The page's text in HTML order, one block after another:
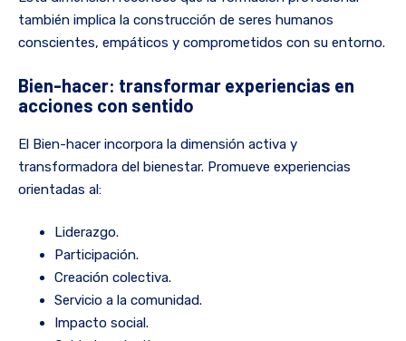
también implica la construcción de seres humanos
conscientes, empáticos y comprometidos con su entorno.
Bien-hacer: transformar experiencias en
acciones con sentido
El Bien-hacer incorpora la dimensión activa y
transformadora del bienestar. Promueve experiencias
orientadas al:
Liderazgo.
Participación.
Creación colectiva.
Servicio a la comunidad.
Impacto social.